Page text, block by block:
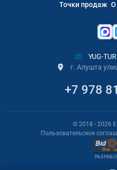
Точки продаж О
YUG-
г. Алушта
+7 978
© 2018 - 2026
Пользовательское